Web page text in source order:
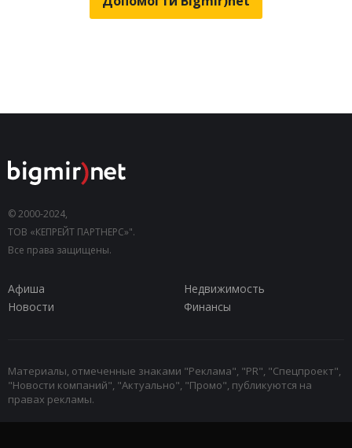
© 2000-2024,
ТОВ «КЕПРЕЙТ ПАРТНЕРС»".
Все права защищены.
Афиша
Недвижимость
Новости
Финансы
Материалы, отмеченные знаками "Реклама", "PR", "Спецпроект",
"Новости компаний", "Актуально", "Промо", публикуются на
правах рекламы.